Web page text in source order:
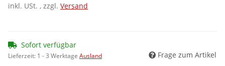
inkl. USt. , zzgl. Versand
Sofort verfügbar
Lieferzeit: 1 - 3 Werktage Ausland Frage zum Artikel